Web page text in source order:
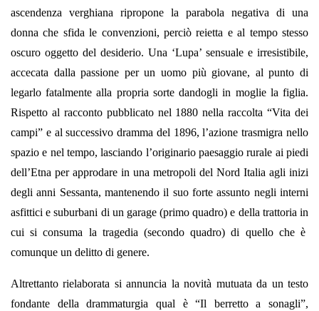
ascendenza verghiana ripropone la parabola negativa di una
donna che sfida le convenzioni, perciò reietta e al tempo stesso
oscuro oggetto del desiderio. Una ‘Lupa’ sensuale e irresistibile,
accecata dalla passione per un uomo più giovane, al punto di
legarlo fatalmente alla propria sorte dandogli in moglie la figlia.
Rispetto al racconto pubblicato nel 1880 nella raccolta “Vita dei
campi” e al successivo dramma del 1896, l’azione trasmigra nello
spazio e nel tempo, lasciando l’originario paesaggio rurale ai piedi
dell’Etna per approdare in una metropoli del Nord Italia agli inizi
degli anni Sessanta, mantenendo il suo forte assunto negli interni
asfittici e suburbani di un garage (primo quadro) e della trattoria in
cui si consuma la tragedia (secondo quadro) di quello che è
comunque un delitto di genere.
Altrettanto rielaborata si annuncia la novità mutuata da un testo
fondante della drammaturgia qual è “Il berretto a sonagli”,